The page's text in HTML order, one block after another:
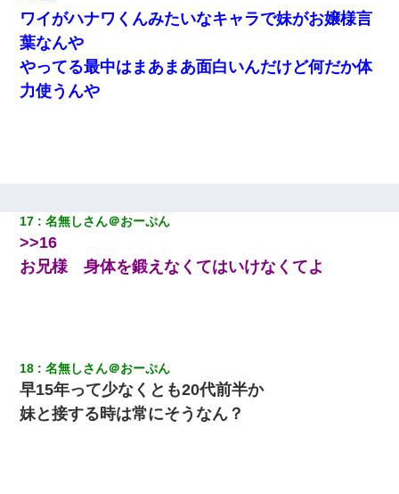
放置子が病院送りになったらしい → 俺（二度と帰ってくるなよ…
嫁を半身不随にしやがった恨みは、正直こんなもんじゃ晴れな
い）
【画像】女上司(30)「終電なくなったね…部屋くる？」ワイ「行
きます！」
ワイがハナワくんみたいなキャラで妹がお嬢様言
葉なんや
やってる最中はまあまあ面白いんだけど何だか体
力使うんや
17 名無しさん＠おーぷん
>>16
お兄様 身体を鍛えなくてはいけなくてよ
18 名無しさん＠おーぷん
早15年って少なくとも20代前半か
妹と接する時は常にそうなん？